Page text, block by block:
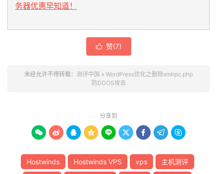
务器优惠早知道！
 赞(7)
未经允许不得转载： 测评中国 » WordPress优化之删除xmlrpc.php
防DDOS攻击
分享到
        
Hostwinds Hostwinds VPS vps 主机测评